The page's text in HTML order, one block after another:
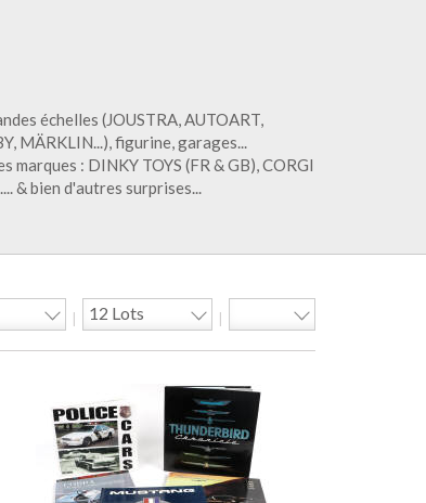
échelles (JOUSTRA, AUTOART,
MÄRKLIN...), figurine, garages...
: DINKY TOYS (FR & GB), CORGI
& bien d'autres surprises...